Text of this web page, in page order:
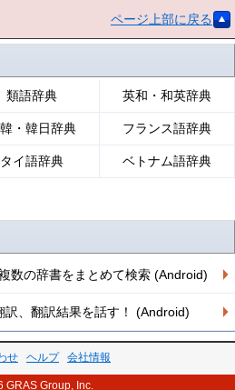
ページ上部に戻る
類語辞典 英和・和英辞典
・韓日辞典 フランス語辞典
タイ語辞典 ベトナム語辞典
数の辞書をまとめて検索 (Android)
、翻訳結果を話す！ (Android)
せ ヘルプ 会社情報
GRAS Group, Inc.